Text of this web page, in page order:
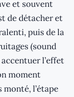
et souvent
de détacher et
puis de la
(sound
l’effet
moment
l’étape